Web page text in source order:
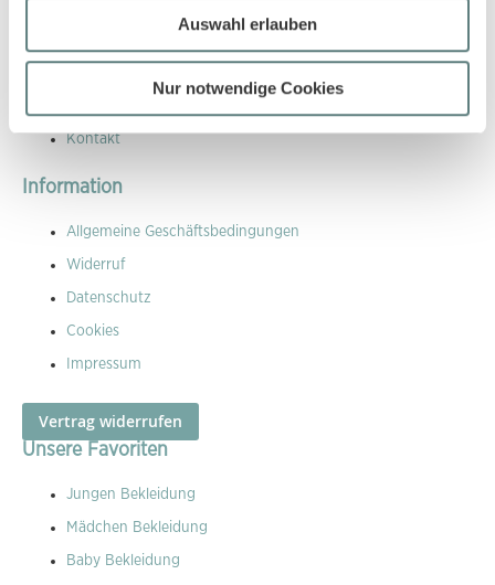
Auswahl erlauben
Nur notwendige Cookies
Kontakt
Information
Allgemeine Geschäftsbedingungen
Widerruf
Datenschutz
Cookies
Impressum
Vertrag widerrufen
Unsere Favoriten
Jungen Bekleidung
Mädchen Bekleidung
Baby Bekleidung